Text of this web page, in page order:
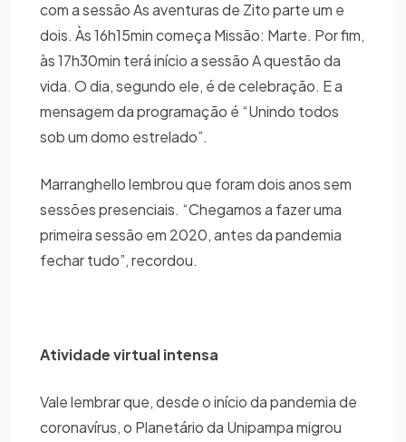
com a sessão As aventuras de Zito parte um e
dois. Às 16h15min começa Missão: Marte. Por fim,
às 17h30min terá início a sessão A questão da
vida. O dia, segundo ele, é de celebração. E a
mensagem da programação é “Unindo todos
sob um domo estrelado”.
Marranghello lembrou que foram dois anos sem
sessões presenciais. “Chegamos a fazer uma
primeira sessão em 2020, antes da pandemia
fechar tudo”, recordou.
Atividade virtual intensa
Vale lembrar que, desde o início da pandemia de
coronavírus, o Planetário da Unipampa migrou